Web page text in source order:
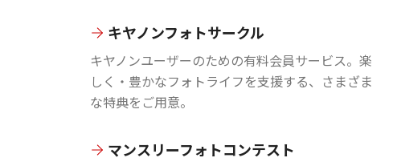
キヤノンフォトサークル
キヤノンユーザーのための有料会員サービス。楽
しく・豊かなフォトライフを支援する、さまざま
な特典をご用意。
マンスリーフォトコンテスト